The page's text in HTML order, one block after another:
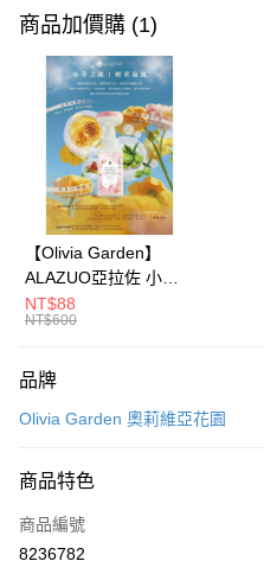
信用卡一次付款
LINE Pay
Apple Pay
街口支付
悠遊付
Google Pay
全盈+PAY
大哥付你分期
【大哥付你分期使用說明】
2.付款方式選擇「大哥付你分期」，
成交易。
3.實際核准額度、可分期數及費用金
4.訂單成立30分鐘內，如未前往確認
消。如遇「轉專審核」未通過狀況，
法說明評估內容。
AFTEE先享後付是「在收到商品之後
１．簡單：不需註冊會員、不需綁卡
３．安心：先確認商品／服務後，再
ATM付款
運送方式
商品加價購 (1)
【Olivia Garden】
ALAZUO亞拉佐 小芽
之露輕柔泡泡洗手慕斯
350ml
NT$88
NT$600
品牌
Olivia Garden 奧莉維亞花園
商品特色
商品編號
8236782